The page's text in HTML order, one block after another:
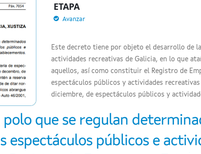
ETAPA
Avanzar
Este decreto tiene por objeto el desarrollo de
actividades recreativas de Galicia, en lo que
aquellos, así como constituir el Registro de
espectáculos públicos y actividades
diciembre, de espectáculos públicos y
que se regulan
espectáculos públicos e